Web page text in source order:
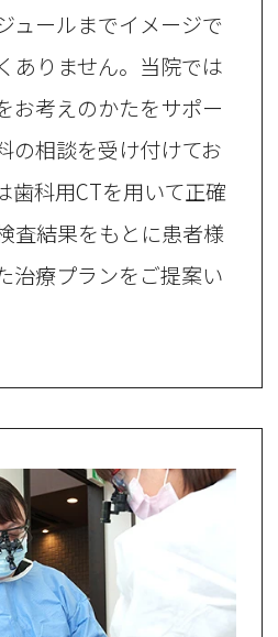
ュールまでイメージで
ありません。当院では
お考えのかたをサポー
の相談を受け付けてお
歯科用CTを用いて正確
査結果をもとに患者様
治療プランをご提案い